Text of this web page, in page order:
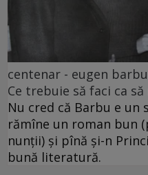
centenar - eugen barbu
Ce trebuie să faci ca
Nu cred că Barbu e
rămîne un roman bun
nunții) și pînă și-n
bună literatură.